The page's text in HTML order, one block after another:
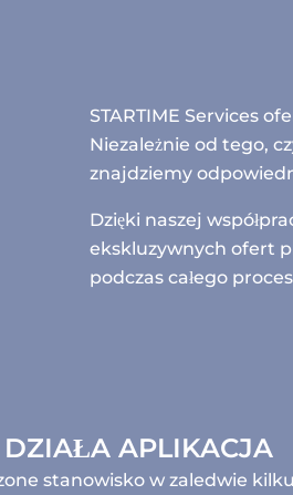
STARTIME Services
Niezależnie od tego,
znajdziemy
Dzięki naszej
ekskluzywnych ofert
podczas całego
APLIKACJA
stanowisko w zaledwie